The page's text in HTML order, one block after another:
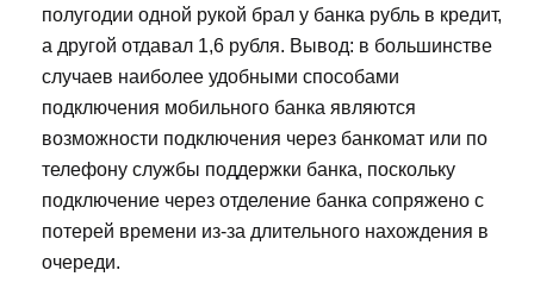
полугодии одной рукой брал у банка рубль в кредит,
а другой отдавал 1,6 рубля. Вывод: в большинстве
случаев наиболее удобными способами
подключения мобильного банка являются
возможности подключения через банкомат или по
телефону службы поддержки банка, поскольку
подключение через отделение банка сопряжено с
потерей времени из-за длительного нахождения в
очереди.